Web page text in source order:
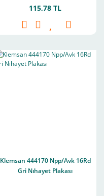
115,78 TL
Klemsan 444170 Npp/Avk 16Rd
Gri Nıhayet Plakası